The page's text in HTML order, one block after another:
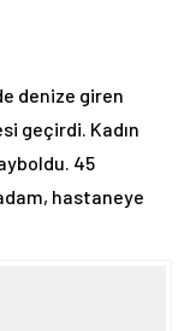
denize giren
geçirdi. Kadın
45
hastaneye